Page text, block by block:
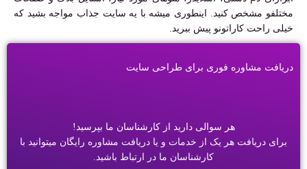
مختلفو مشخص کنید. اینطوری میشه با یه سایت جذاب مواجه بشید که
خیلی راحت کاراتونو پیش ببرید.
دریافت مشاوره فوری برای طراحی سایت
هر سوالی دارید از کارشناسان ما بپرسید!
برای دریافت هر یک از خدمات و یا دریافت مشاوره رایگان میتوانید با
کارشناسان ما در ارتباط باشید.